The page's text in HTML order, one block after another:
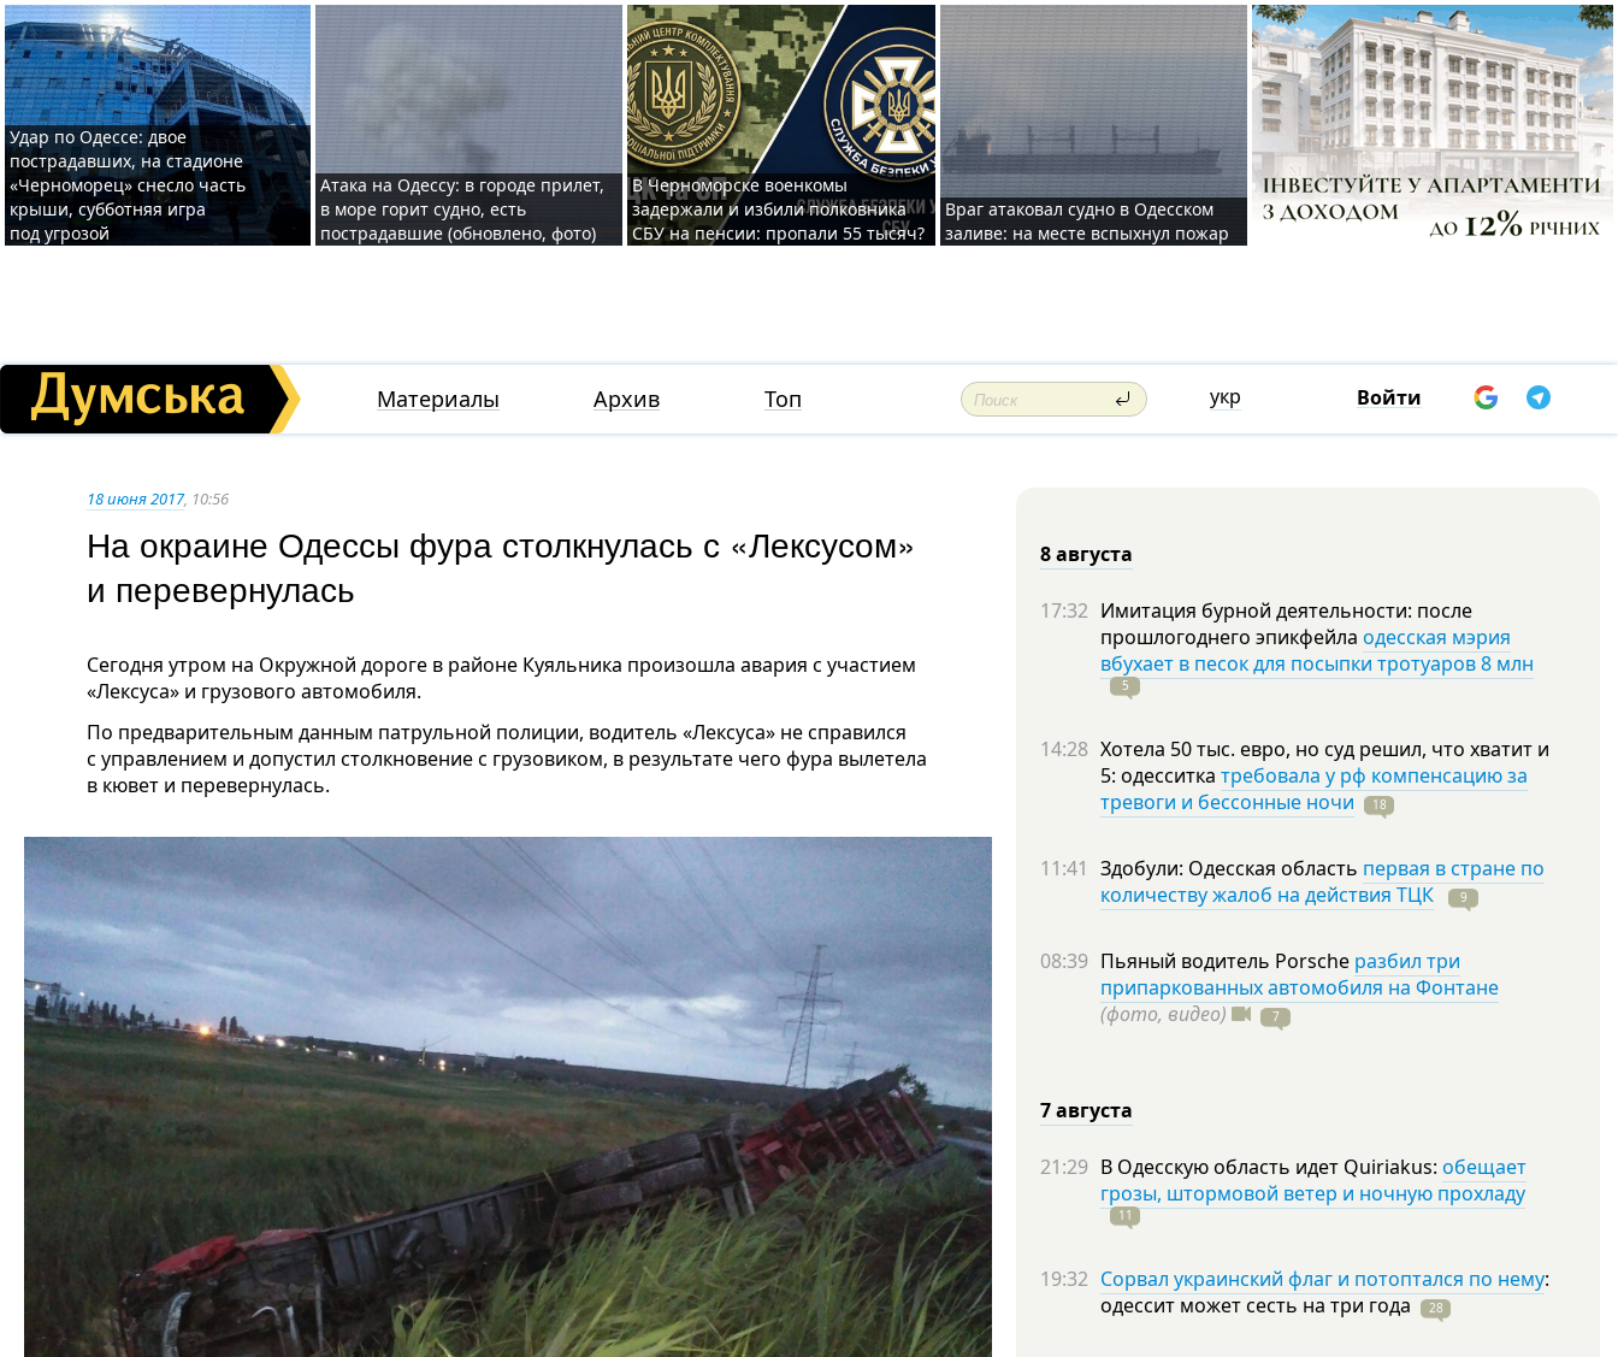
Удар по Одессе: двое
пострадавших, на стадионе
«Черноморец» снесло часть
крыши, субботняя игра
под угрозой
Атака на Одессу: в городе прилет,
в море горит судно, есть
пострадавшие (обновлено, фото)
В Черноморске военкомы
задержали и избили полковника
СБУ на пенсии: пропали 55 тысяч?
Враг атаковал судно в Одесском
заливе: на месте вспыхнул пожар
Материалы Архив Топ укр Войти
18 июня 2017, 10:56
На окраине Одессы фура столкнулась с «Лексусом»
и перевернулась
Сегодня утром на Окружной дороге в районе Куяльника произошла авария с участием
«Лексуса» и грузового автомобиля.
По предварительным данным патрульной полиции, водитель «Лексуса» не справился
с управлением и допустил столкновение с грузовиком, в результате чего фура вылетела
в кювет и перевернулась.
8 августа
17:32 Имитация бурной деятельности: после
прошлогоднего эпикфейла одесская мэрия
вбухает в песок для посыпки тротуаров 8 млн
5
14:28 Хотела 50 тыс. евро, но суд решил, что хватит и
5: одесситка требовала у рф компенсацию за
тревоги и бессонные ночи
18
11:41 Здобули: Одесская область первая в стране по
количеству жалоб на действия ТЦК
9
08:39 Пьяный водитель Porsche разбил три
припаркованных автомобиля на Фонтане
(фото, видео)
7
7 августа
21:29 В Одесскую область идет Quiriakus: обещает
грозы, штормовой ветер и ночную прохладу
11
19:32 Сорвал украинский флаг и потоптался по нему:
одессит может сесть на три года 28